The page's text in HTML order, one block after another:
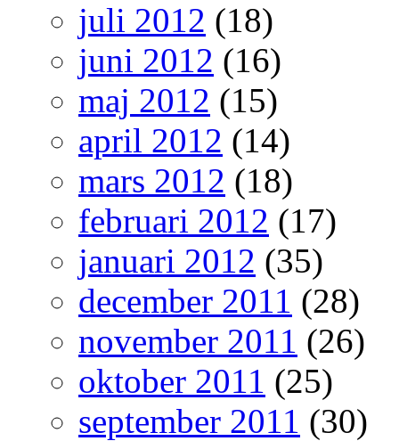
juli 2012 (18)
juni 2012 (16)
maj 2012 (15)
april 2012 (14)
mars 2012 (18)
februari 2012 (17)
januari 2012 (35)
december 2011 (28)
november 2011 (26)
oktober 2011 (25)
september 2011 (30)